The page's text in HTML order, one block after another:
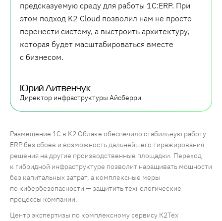
предсказуемую среду для работы 1С:ERP. При
этом подход K2 Cloud позволил нам не просто
перенести систему, а выстроить архитектуру,
которая будет масштабироваться вместе
с бизнесом.
Юрий Литвенчук
Директор инфраструктуры Айсберри
Размещение 1С в K2 Облаке обеспечило стабильную работу
ERP без сбоев и возможность дальнейшего тиражирования
решения на другие производственные площадки. Переход
к гибридной инфраструктуре позволит наращивать мощности
без капитальных затрат, а комплексные меры
по кибербезопасности — защитить технологические
процессы компании.
Центр экспертизы по комплексному сервису К2Тех